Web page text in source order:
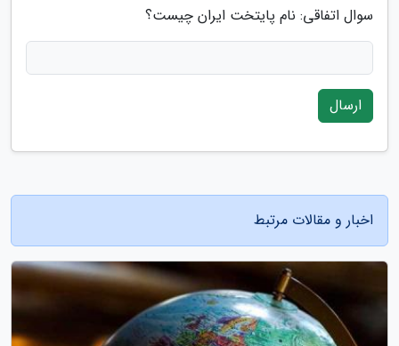
سوال اتفاقی: نام پایتخت ایران چیست؟
ارسال
اخبار و مقالات مرتبط